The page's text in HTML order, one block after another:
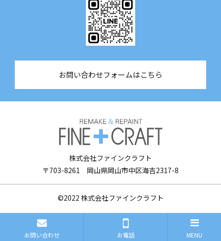
お問い合わせフォームはこちら
株式会社ファインクラフト
〒703-8261 岡山県岡山市中区海吉2317-8
©2022 株式会社ファインクラフト
お問い合わせ お電話 MENU